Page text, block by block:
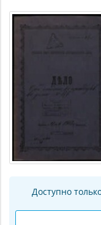
Доступно